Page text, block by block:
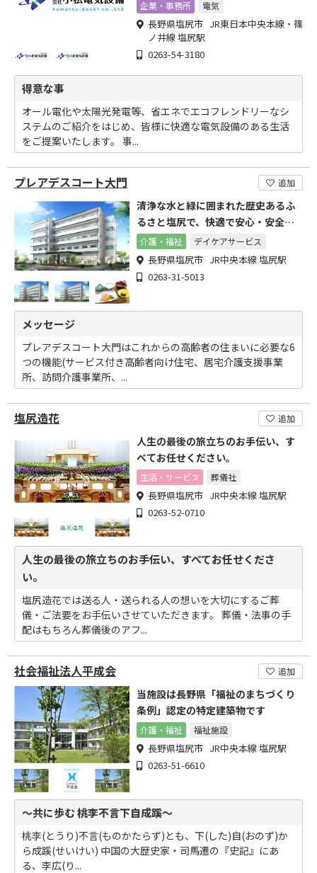
企業・事務所 電気
長野県塩尻市 JR東日本中央本線・篠
ノ井線 塩尻駅
0263-54-3180
得意な事
オール電化や太陽光発電等、省エネでエコフレンドリーなシ
ステムのご紹介をはじめ、皆様に快適な電気設備のある生活
をご提案いたします。 事...
プレアデスコート大門 追加
清浄な水と緑に囲まれた歴史あるふ
るさと塩尻で、快適で安心・安全な
生活をお約束いたします。
介護・福祉 デイケアサービス
長野県塩尻市 JR中央本線 塩尻駅
0263-31-5013
メッセージ
プレアデスコート大門はこれからの高齢者の住まいに必要な6
つの機能(サービス付き高齢者向け住宅、居宅介護支援事業
所、訪問介護事業所、...
塩尻造花 追加
人生の最後の旅立ちのお手伝い、す
べてお任せください。
生活・サービス 葬儀社
長野県塩尻市 JR中央本線 塩尻駅
0263-52-0710
人生の最後の旅立ちのお手伝い、すべてお任せくださ
い。
塩尻造花では送る人・送られる人の想いを大切にするご葬
儀・ご法要をお手伝いさせていただきます。 葬儀・法事の手
配はもちろん葬儀後のアフ...
社会福祉法人平成会 追加
当施設は長野県「福祉のまちづくり
条例」認定の特定建築物です
介護・福祉 福祉施設
長野県塩尻市 JR中央本線 塩尻駅
0263-51-6610
～共に歩む 桃李不言下自成蹊～
桃李(とうり)不言(ものかたらず)とも、下(した)自(おのず)か
ら成蹊(せいけい) 中国の大歴史家・司馬遷の『史記』にあ
る、李広(り...